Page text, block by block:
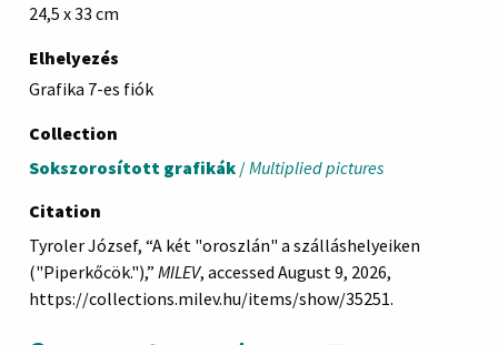
24,5 x 33 cm
Elhelyezés
Grafika 7-es fiók
Collection
Sokszorosított grafikák /Multiplied pictures
Citation
Tyroler József, “A két "oroszlán" a szálláshelyeiken
("Piperkőcök."),” MILEV, accessed August 9, 2026,
https://collections.milev.hu/items/show/35251.